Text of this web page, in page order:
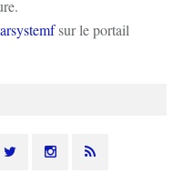
sur le portail